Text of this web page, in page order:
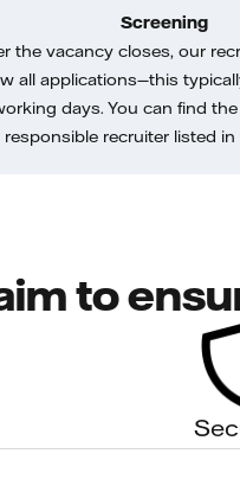
Screening
the vacancy closes, our
all applications—this
days. You can find
responsible recruiter listed in
to